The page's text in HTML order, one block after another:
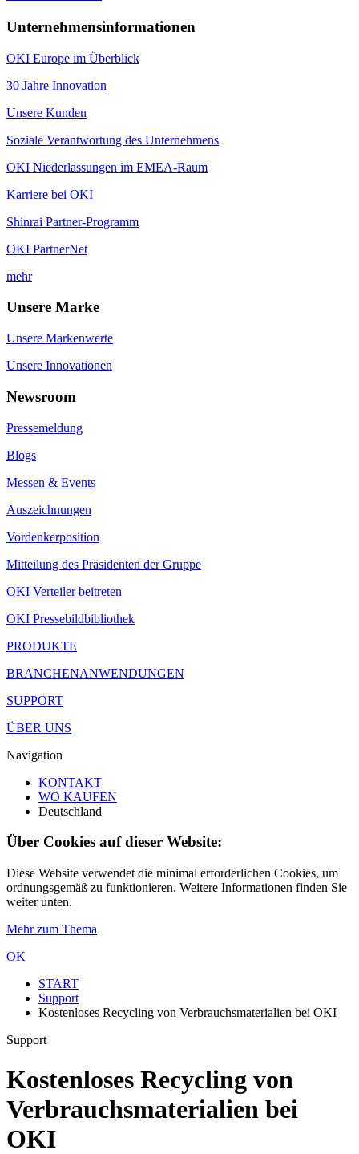
Unternehmensinformationen
OKI Europe im Überblick
30 Jahre Innovation
Unsere Kunden
Soziale Verantwortung des Unternehmens
OKI Niederlassungen im EMEA-Raum
Karriere bei OKI
Shinrai Partner-Programm
OKI PartnerNet
mehr
Unsere Marke
Unsere Markenwerte
Unsere Innovationen
Newsroom
Pressemeldung
Blogs
Messen & Events
Auszeichnungen
Vordenkerposition
Mitteilung des Präsidenten der Gruppe
OKI Verteiler beitreten
OKI Pressebildbibliothek
PRODUKTE
BRANCHENANWENDUNGEN
SUPPORT
ÜBER UNS
Navigation
KONTAKT
WO KAUFEN
Deutschland
Über Cookies auf dieser Website:
Diese Website verwendet die minimal erforderlichen Cookies, um
ordnungsgemäß zu funktionieren. Weitere Informationen finden Sie
weiter unten.
Mehr zum Thema
OK
START
Support
Kostenloses Recycling von Verbrauchsmaterialien bei OKI
Support
Kostenloses Recycling von
Verbrauchsmaterialien bei
OKI